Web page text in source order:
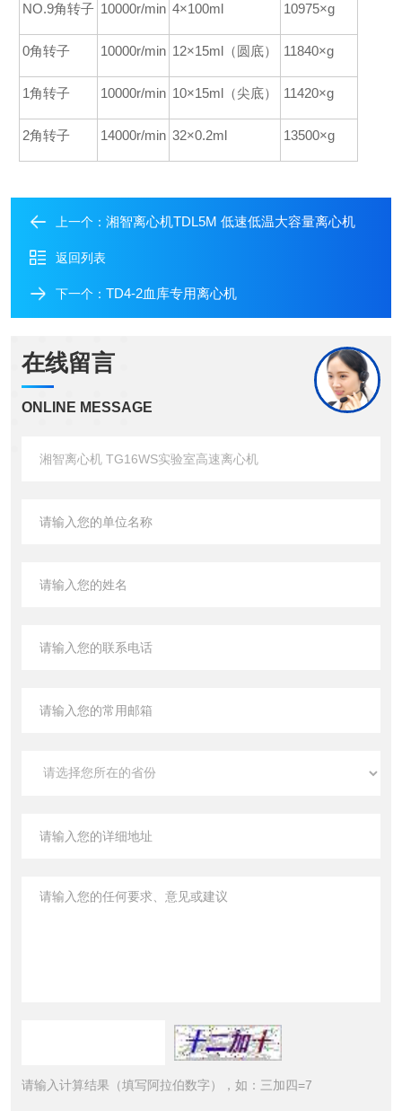
NO.9角转子 10000r/min 4×100ml 10975×g
0角转子 10000r/min 12×15ml（圆底） 11840×g
1角转子 10000r/min 10×15ml（尖底） 11420×g
2角转子 14000r/min 32×0.2ml 13500×g
上一个： 湘智离心机TDL5M 低速低温大容量离心机
返回列表
下一个： TD4-2血库专用离心机
在线留言
ONLINE MESSAGE
请输入计算结果（填写阿拉伯数字），如：三加四=7